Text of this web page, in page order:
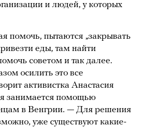
и людей, у которых
помочь, пытаются „закрывать
еды, там найти
советом и так далее.
осилить это все
активистка Анастасия
занимается помощью
в Венгрии. — Для решения
уже существуют какие-